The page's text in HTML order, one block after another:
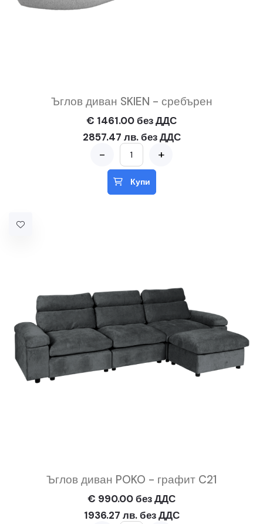
Ъглов диван SKIEN - сребърен
€ 1461.00 без ДДС
2857.47 лв. без ДДС
- +
Купи
Ъглов диван POKO - графит C21
€ 990.00 без ДДС
1936.27 лв. без ДДС